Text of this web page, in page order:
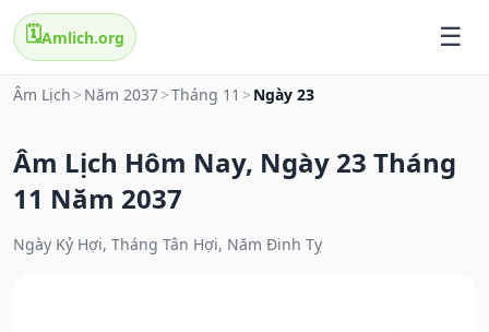
🗓️Amlich.org
Âm Lịch > Năm 2037>Tháng 11 > Ngày 23
Âm Lịch Hôm Nay, Ngày 23 Tháng
11 Năm 2037
Ngày Kỷ Hợi, Tháng Tân Hợi, Năm Đinh Tỵ